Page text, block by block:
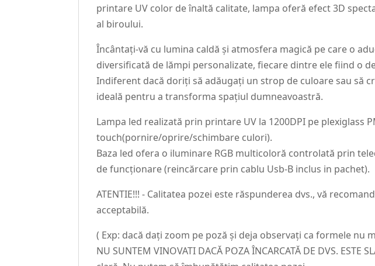
printare UV color de înaltă calitate, lampa oferă efect 3D
al biroului.
Încântați-vă cu lumina caldă și atmosfera magică pe care o
diversificată de lămpi personalizate, fiecare dintre ele fiind o
Indiferent dacă doriți să adăugați un strop de culoare sau să
ideală pentru a transforma spațiul dumneavoastră.
Lampa led realizată prin printare UV la 1200DPI pe plexiglass
touch(pornire/oprire/schimbare culori).
Baza led ofera o iluminare RGB multicoloră controlată prin
de funcționare (reincărcare prin cablu Usb-B inclus in pachet).
ATENTIE!!! - Calitatea pozei este răspunderea dvs., vă
acceptabilă.
( Exp: dacă dați zoom pe poză și deja observați ca formele nu
NU SUNTEM VINOVATI DACĂ POZA ÎNCARCATĂ DE DVS.